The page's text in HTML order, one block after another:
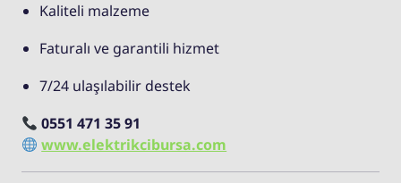
Kaliteli malzeme
Faturalı ve garantili hizmet
7/24 ulaşılabilir destek
0551 471 35 91
www.elektrikcibursa.com